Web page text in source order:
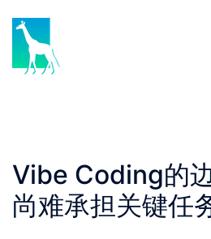
content
Vibe Coding的
尚难承担关键任